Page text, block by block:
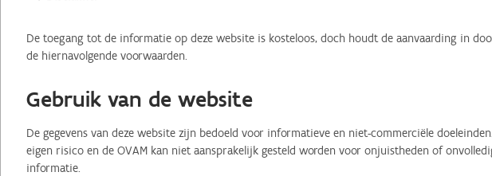
De toegang tot de informatie op deze website is kosteloos, doch houdt de aanvaarding in
de hiernavolgende voorwaarden.
Gebruik van de website
De gegevens van deze website zijn bedoeld voor informatieve en niet-commerciële
eigen risico en de OVAM kan niet aansprakelijk gesteld worden voor onjuistheden of
informatie.